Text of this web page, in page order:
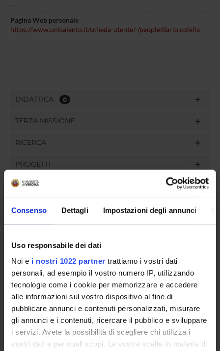
Consenso Dettagli Impostazioni degli annunci
Uso responsabile dei dati
Noi e i nostri 1022 partner trattiamo i vostri dati
personali, ad esempio il vostro numero IP, utilizzando
tecnologie come i cookie per memorizzare e accedere
alle informazioni sul vostro dispositivo al fine di
pubblicare annunci e contenuti personalizzati, misurare
gli annunci e i contenuti, ricercare il pubblico e sviluppare
i servizi. Avete la possibilità di scegliere chi utilizza i
vostri dati e per quali scopi. Le vostre scelte in materia di
- - -
Pagina Web personale
https://www.unisalento.it/scheda-utente/-/people/dario.colella
DIDATTICA 0
TERZA MISSIONE
RICERCA
PROGETTI
INCARICHI
GOVERNANCE
COMMISSIONI
UFFICI E STRUTTURE DI SERVIZIO
SERVIZI DI SEGRETERIA STUDENTI